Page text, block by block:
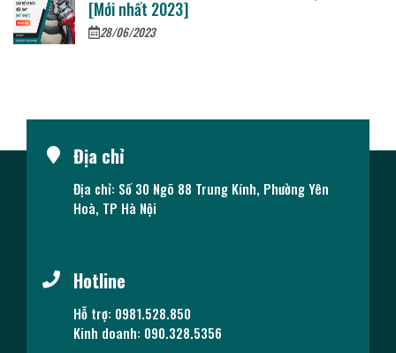
[Mới nhất 2023]
28/06/2023
Địa chỉ
Địa chỉ: Số 30 Ngõ 88 Trung Kính, Phường Yên
Hoà, TP Hà Nội
Hotline
Hỗ trợ: 0981.528.850
Kinh doanh: 090.328.5356